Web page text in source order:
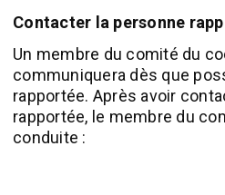
Contacter la personne
Un membre du comité du
communiquera dès que
rapportée. Après avoir
rapportée, le membre du
conduite :